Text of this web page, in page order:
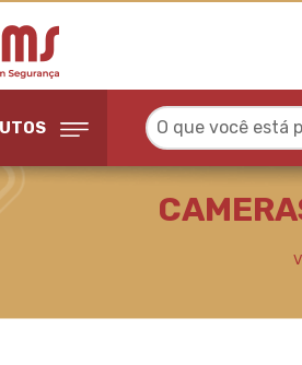
OU 5MP -
O que você está